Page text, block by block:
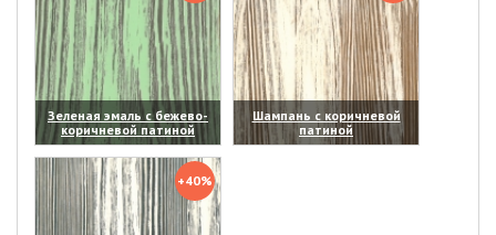
Зеленая эмаль с бежево-
коричневой патиной
(увеличить)
Шампань с коричневой
патиной
(увеличить)
+40%